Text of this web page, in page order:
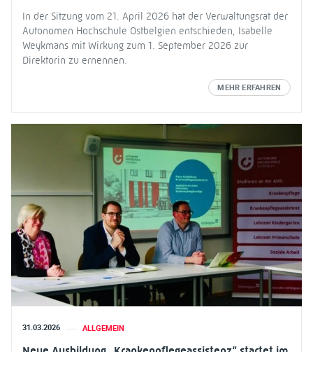
In der Sitzung vom 21. April 2026 hat der Verwaltungsrat der
Autonomen Hochschule Ostbelgien entschieden, Isabelle
Weykmans mit Wirkung zum 1. September 2026 zur
Direktorin zu ernennen.
MEHR ERFAHREN
31.03.2026 ALLGEMEIN
Neue Ausbildung „Krankenpflegeassistenz“ startet im